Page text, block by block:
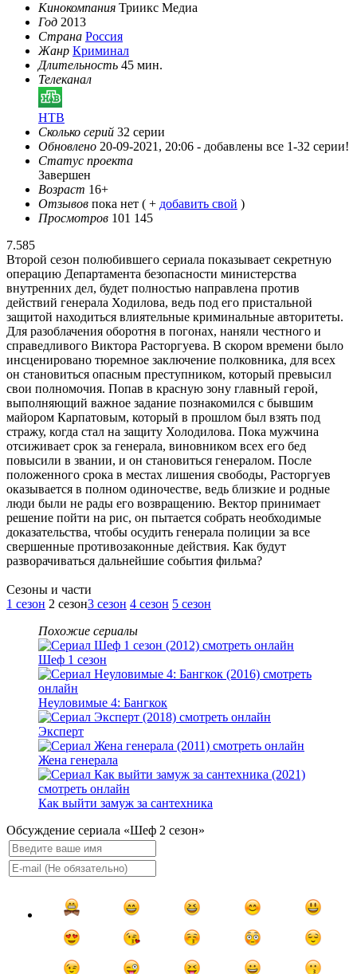
Кинокомпания Триикс Медиа
Год 2013
Страна Россия
Жанр Криминал
Длительность 45 мин.
Телеканал
НТВ
Сколько серий 32 серии
Обновлено 20-09-2021, 20:06 - добавлены все 1-32 серии!
Статус проекта
Завершен
Возраст 16+
Отзывов пока нет ( + добавить свой )
Просмотров 101 145
7.585
Второй сезон полюбившего сериала показывает секретную
операцию Департамента безопасности министерства
внутренних дел, будет полностью направлена против
действий генерала Ходилова, ведь под его пристальной
защитой находиться влиятельные криминальные авторитеты.
Для разоблачения оборотня в погонах, наняли честного и
справедливого Виктора Расторгуева. В скором времени было
инсценировано тюремное заключение полковника, для всех
он становиться опасным преступником, который превысил
свои полномочия. Попав в красную зону главный герой,
выполняющий важное задание познакомился с бывшим
майором Карпатовым, который в прошлом был взять под
стражу, когда стал на защиту Холодилова. Пока мужчина
отсиживает срок за генерала, виновником всех его бед
повысили в звании, и он становиться генералом. После
положенного срока в местах лишения свободы, Расторгуев
оказывается в полном одиночестве, ведь близкие и родные
люди были не рады его возвращению. Вектор принимает
решение пойти на рис, он пытается собрать необходимые
доказательства, чтобы осудить генерала полиции за все
свершенные противозаконные действия. Как будут
разворачиваться дальнейшие события фильма?
Cезоны и части
1 сезон 2 сезон3 сезон 4 сезон 5 сезон
Похожие сериалы
Шеф 1 сезон
Неуловимые 4: Бангкок
Эксперт
Жена генерала
Как выйти замуж за сантехника
Обсуждение сериала «Шеф 2 сезон»